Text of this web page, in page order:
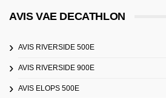
AVIS VAE DECATHLON
AVIS RIVERSIDE 500E
AVIS RIVERSIDE 900E
AVIS ELOPS 500E